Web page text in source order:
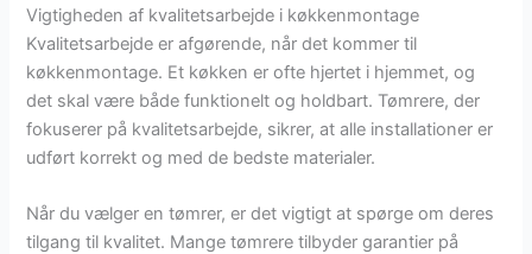
Vigtigheden af kvalitetsarbejde i køkkenmontage
Kvalitetsarbejde er afgørende, når det kommer til
køkkenmontage. Et køkken er ofte hjertet i hjemmet, og
det skal være både funktionelt og holdbart. Tømrere, der
fokuserer på kvalitetsarbejde, sikrer, at alle installationer er
udført korrekt og med de bedste materialer.
Når du vælger en tømrer, er det vigtigt at spørge om deres
tilgang til kvalitet. Mange tømrere tilbyder garantier på